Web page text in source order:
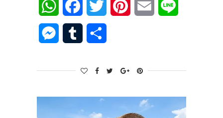
WhatsAppFacebookTwitter PinterestEmail
Messenger
Tumblr